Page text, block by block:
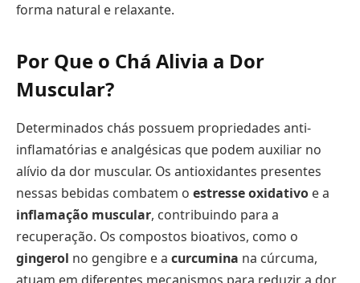
forma natural e relaxante.
Por Que o Chá Alivia a Dor
Muscular?
Determinados chás possuem propriedades anti-
inflamatórias e analgésicas que podem auxiliar no
alívio da dor muscular. Os antioxidantes presentes
nessas bebidas combatem o estresse oxidativo e a
inflamação muscular, contribuindo para a
recuperação. Os compostos bioativos, como o
gingerol no gengibre e a curcumina na cúrcuma,